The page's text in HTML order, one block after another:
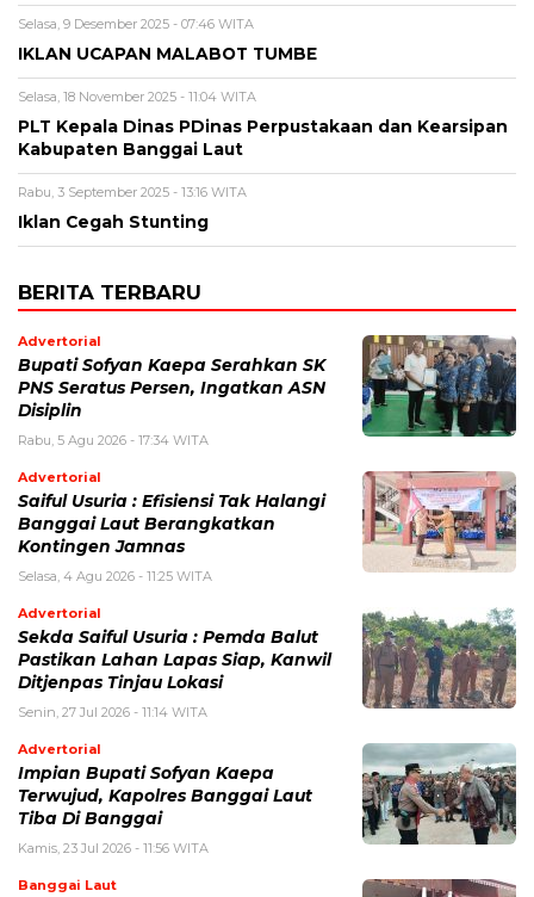
Selasa, 9 Desember 2025 - 07:46 WITA
IKLAN UCAPAN MALABOT TUMBE
Selasa, 18 November 2025 - 11:04 WITA
PLT Kepala Dinas PDinas Perpustakaan dan Kearsipan
Kabupaten Banggai Laut
Rabu, 3 September 2025 - 13:16 WITA
Iklan Cegah Stunting
BERITA TERBARU
Advertorial
Bupati Sofyan Kaepa Serahkan SK
PNS Seratus Persen, Ingatkan ASN
Disiplin
Rabu, 5 Agu 2026 - 17:34 WITA
Advertorial
Saiful Usuria : Efisiensi Tak Halangi
Banggai Laut Berangkatkan
Kontingen Jamnas
Selasa, 4 Agu 2026 - 11:25 WITA
Advertorial
Sekda Saiful Usuria : Pemda Balut
Pastikan Lahan Lapas Siap, Kanwil
Ditjenpas Tinjau Lokasi
Senin, 27 Jul 2026 - 11:14 WITA
Advertorial
Impian Bupati Sofyan Kaepa
Terwujud, Kapolres Banggai Laut
Tiba Di Banggai
Kamis, 23 Jul 2026 - 11:56 WITA
Banggai Laut